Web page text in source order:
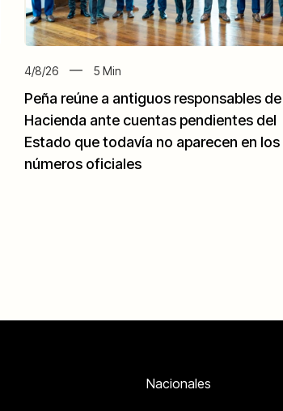
4/8/26 5 Min
Peña reúne a antiguos responsables de
Hacienda ante cuentas pendientes del
Estado que todavía no aparecen en los
números oficiales
Nacionales